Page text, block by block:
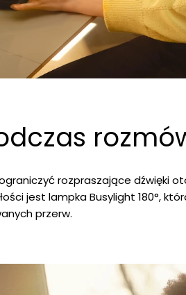
rozpraszające dźwięki
jest lampka Busylight 180°,
przerw.